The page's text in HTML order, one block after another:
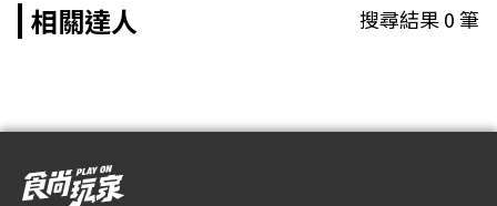
相關達人 搜尋結果0筆